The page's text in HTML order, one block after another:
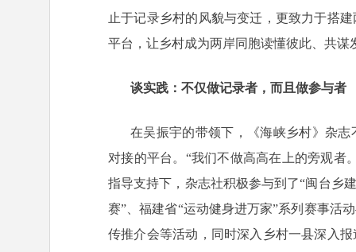
止于记录乡村的风貌与变迁，更致力于搭
平台，让乡村成为两岸同胞读懂彼此、共谋
谈实践：不仅做记录者，而且做参与者
在吴振宇的带领下，《海峡乡村》杂
对接的平台。“我们不做高高在上的旁观者
指导支持下，杂志社积极参与到了“闽台乡
赛”、福建省“运动健身进万家”系列赛事
传推介会等活动，同时深入乡村一县深入